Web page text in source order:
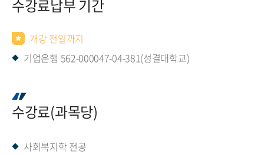
수강료납부 기간
개강 전일까지
기업은행 562-000047-04-381(성결대학교)
수강료(과목당)
사회복지학 전공